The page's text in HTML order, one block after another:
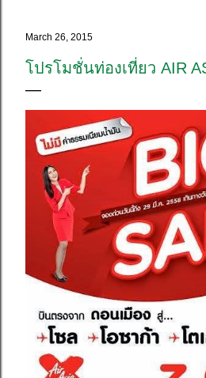
March 26, 2015
โปรโมชั่นท่องเที่ยว AIR